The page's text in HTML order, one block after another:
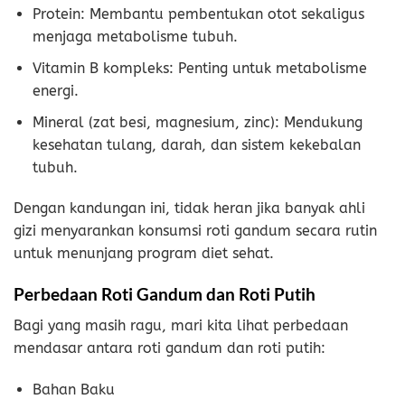
Protein: Membantu pembentukan otot sekaligus
menjaga metabolisme tubuh.
Vitamin B kompleks: Penting untuk metabolisme
energi.
Mineral (zat besi, magnesium, zinc): Mendukung
kesehatan tulang, darah, dan sistem kekebalan
tubuh.
Dengan kandungan ini, tidak heran jika banyak ahli
gizi menyarankan konsumsi roti gandum secara rutin
untuk menunjang program diet sehat.
Perbedaan Roti Gandum dan Roti Putih
Bagi yang masih ragu, mari kita lihat perbedaan
mendasar antara roti gandum dan roti putih:
Bahan Baku